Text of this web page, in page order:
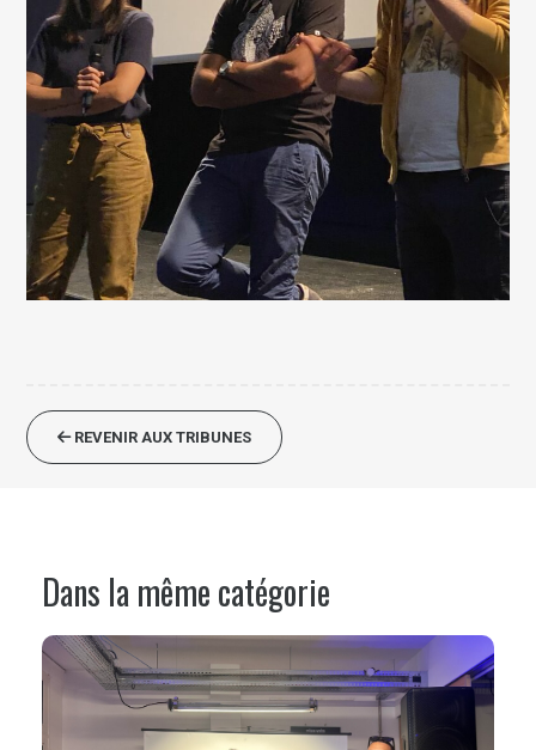
REVENIR AUX TRIBUNES
Dans la même catégorie